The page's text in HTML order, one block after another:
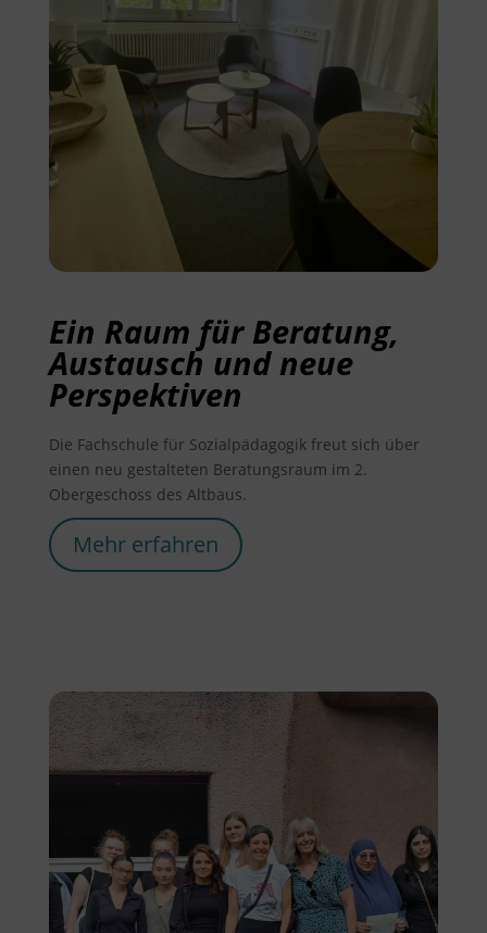
Ein Raum für Beratung,
Austausch und neue
Perspektiven
Die Fachschule für Sozialpädagogik freut sich über
einen neu gestalteten Beratungsraum im 2.
Obergeschoss des Altbaus.
Mehr erfahren